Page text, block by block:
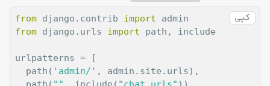
کپی from django.contrib import
from django.urls import path, include
urlpatterns = [
  path(
'admin/' , admin.site.urls),